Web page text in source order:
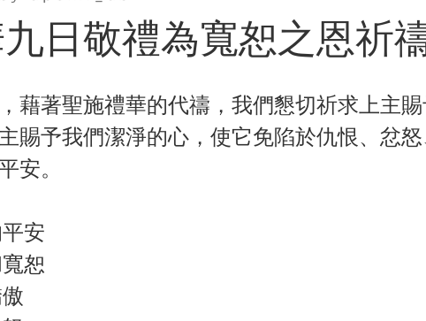
日敬禮為寬恕之恩祈
藉著聖施禮華的代禱，我們懇切祈求上主
賜予我們潔淨的心，使它免陷於仇恨、忿
安。
安
恕